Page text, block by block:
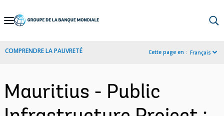
Skip
Navigation
COMPRENDRE LA PAUVRETÉ Cette page en : Français
Mauritius - Public